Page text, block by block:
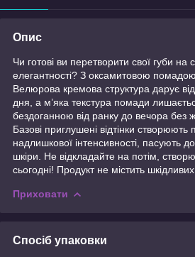
Опис
Чи готові ви перетворити свої губи на
елегантності? З оксамитовою
Велюрова кремова структура дарує
дня, а м’яка текстура помади
бездоганною від ранку до вечора без
Базові приглушені відтінки
надлишкової інтенсивності, пасують
шкіри. Не відкладайте на потім,
сьогодні! Продукт не містить
Приховати
Спосіб упаковки